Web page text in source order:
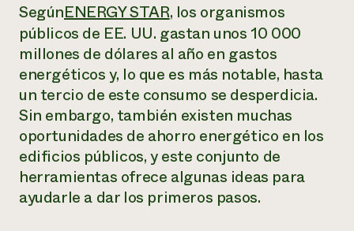
Servicios energéticos comerciales
Servicios energéticos residenciales
LIHEAP
Centro de intercambio de información AgriSolar
Noticias
Internship Hub
Buscar prácticas
Contratar a un becario
contribuyen a la
resiliencia de la
comunidad.
DONAR AHORA
SegúnENERGY STAR, los organismos
públicos de EE. UU. gastan unos 10 000
millones de dólares al año en gastos
energéticos y, lo que es más notable, hasta
un tercio de este consumo se desperdicia.
Sin embargo, también existen muchas
oportunidades de ahorro energético en los
edificios públicos, y este conjunto de
herramientas ofrece algunas ideas para
ayudarle a dar los primeros pasos.